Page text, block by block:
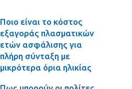
Ποιο είναι το κόστος
εξαγοράς πλασματικών
ετών ασφάλισης για
πλήρη σύνταξη με
μικρότερα όρια ηλικίας